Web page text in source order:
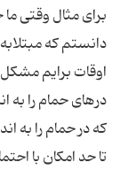
دانستم كه
اوقات برایم
درهای حمام را به
تا حد امكان با